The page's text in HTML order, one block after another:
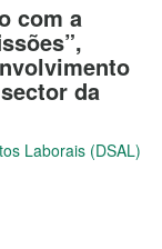
com a
da
Laborais (DSAL)